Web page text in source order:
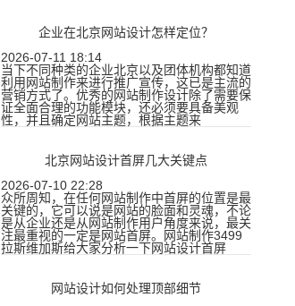
企业在北京网站设计怎样定位？
2026-07-11 18:14
当下不同种类的企业北京以及团体机构都知道
利用网站制作来进行推广宣传，这已是主流的
营销方式了。优秀的网站制作设计除了需要保
证全面合理的功能模块，还必须要具备美观
性，并且确定网站主题，根据主题来
北京网站设计首屏几大关键点
2026-07-10 22:28
众所周知，在任何网站制作中首屏的位置是最
关键的，它可以说是网站的脸面和灵魂，不论
是从企业还是从网站制作用户角度来说，最关
注最重视的一定是网站首屏。网站制作3499
拉斯维加斯给大家分析一下网站设计首屏
网站设计如何处理顶部细节